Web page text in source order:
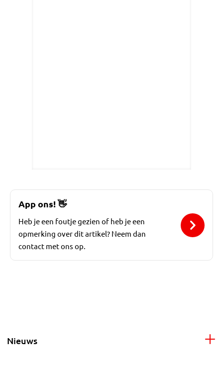
App ons!👋
Heb je een foutje gezien of heb je een
opmerking over dit artikel? Neem dan
contact met ons op.
Nieuws